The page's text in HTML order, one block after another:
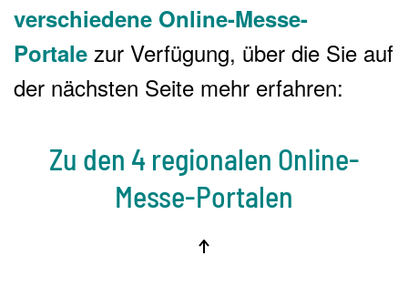
verschiedene Online-Messe-
Portale zur Verfügung, über die Sie auf
der nächsten Seite mehr erfahren:
Zu den 4 regionalen Online-
Messe-Portalen